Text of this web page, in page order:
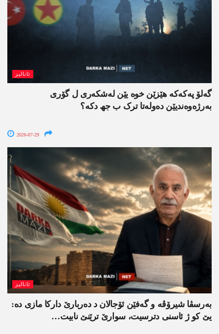
ئانالیز
گەلۆ پەکەکە ھێزێن خوە یێن لەشکەری ل گۆری
بەرژەوەندیێن دەولەتا ترک ب جھ دکە؟
2026-07-29
ئانالیز
بەرسڤا شیرۆڤە و گەفێن ئۆجالان د دەربارێ دارکا مازی دە:
یێ کو ژ ئاسنی دترسیت، سوارێ ترێنێ نابیت…